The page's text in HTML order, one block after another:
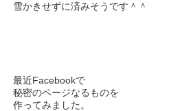
雪かきせずに済みそうです＾＾
最近Facebookで
秘密のページなるものを
作ってみました。